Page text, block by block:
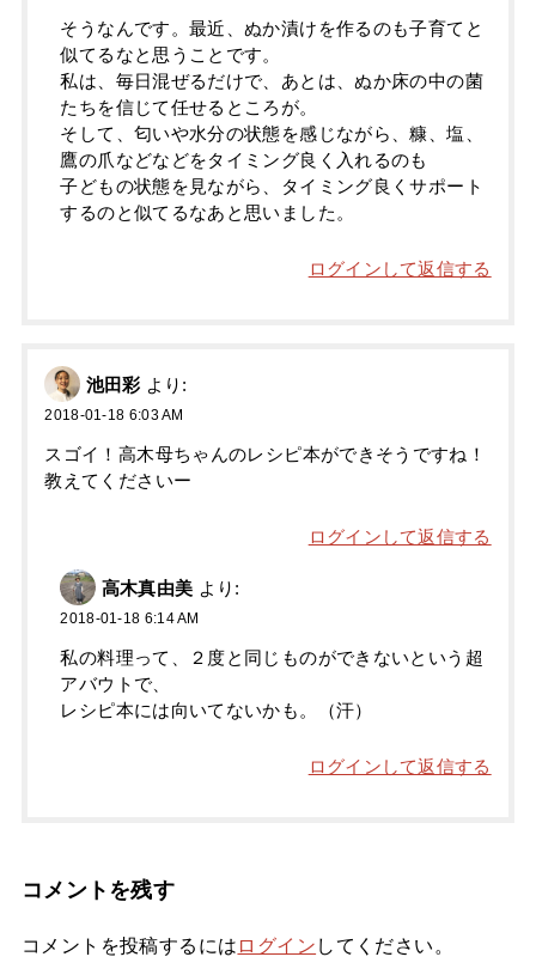
そうなんです。最近、ぬか漬けを作るのも子育てと
似てるなと思うことです。
私は、毎日混ぜるだけで、あとは、ぬか床の中の菌
たちを信じて任せるところが。
そして、匂いや水分の状態を感じながら、糠、塩、
鷹の爪などなどをタイミング良く入れるのも
子どもの状態を見ながら、タイミング良くサポート
するのと似てるなあと思いました。
ログインして返信する
池田彩 より:
2018-01-18 6:03 AM
スゴイ！高木母ちゃんのレシピ本ができそうですね！
教えてくださいー
ログインして返信する
高木真由美 より:
2018-01-18 6:14 AM
私の料理って、２度と同じものができないという超
アバウトで、
レシピ本には向いてないかも。（汗）
ログインして返信する
コメントを残す
コメントを投稿するには ログイン してください。